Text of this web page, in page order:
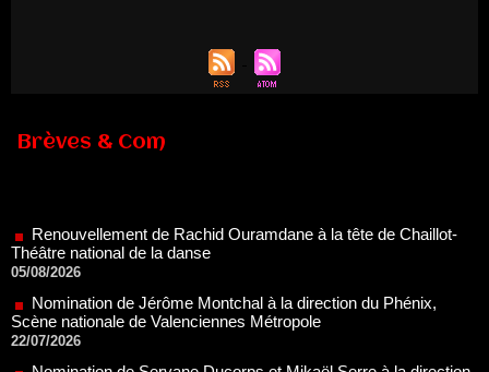
Brèves & Com
05/08/2026
Nomination de Jérôme Montchal à la direction du Phénix,
Scène nationale de Valenciennes Métropole
22/07/2026
Nomination de Servane Ducorps et Mikaël Serre à la direction
de la Comédie de Colmar - Centre Dramatique National Grand
Est Alsace